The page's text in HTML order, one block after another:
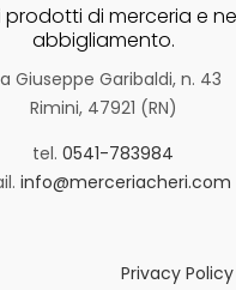
prodotti di merceria e
abbigliamento.
Giuseppe Garibaldi, n. 43
Rimini, 47921 (RN)
tel. 0541-783984
info@merceriacheri.com
Privacy Policy